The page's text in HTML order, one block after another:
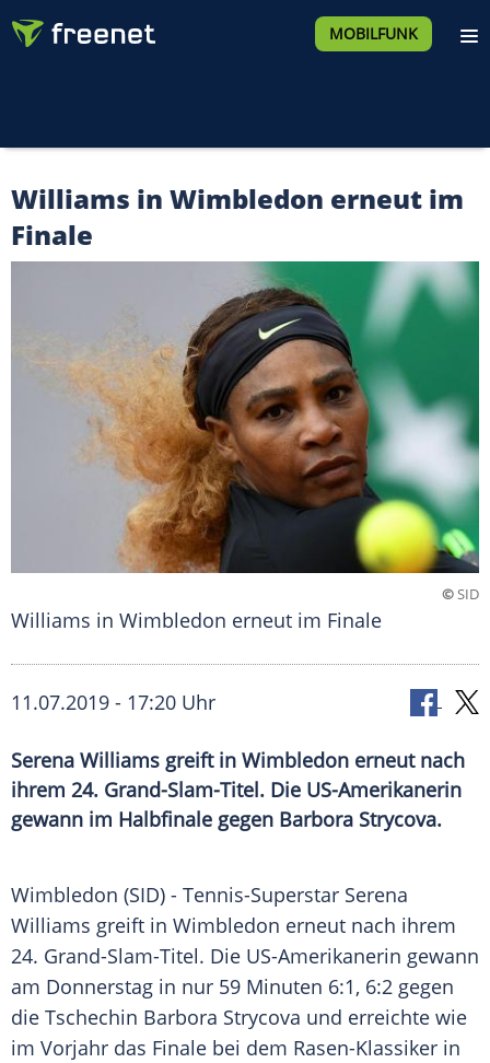
MOBILFUNK
Williams in Wimbledon erneut im
Finale
©SID
Williams in Wimbledon erneut im Finale
11.07.2019 - 17:20 Uhr
Serena Williams greift in Wimbledon erneut nach
ihrem 24. Grand-Slam-Titel. Die US-Amerikanerin
gewann im Halbfinale gegen Barbora Strycova.
Wimbledon (SID) - Tennis-Superstar Serena
Williams greift in Wimbledon erneut nach ihrem
24. Grand-Slam-Titel. Die US-Amerikanerin gewann
am Donnerstag in nur 59 Minuten 6:1, 6:2 gegen
die Tschechin Barbora Strycova und erreichte wie
im Vorjahr das Finale bei dem Rasen-Klassiker in